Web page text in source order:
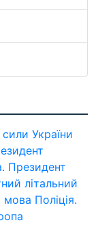
України
Президент
літальний
мова Поліція.